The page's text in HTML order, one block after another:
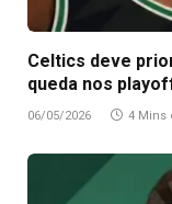
Celtics deve
queda nos
06/05/2026 4 Mins